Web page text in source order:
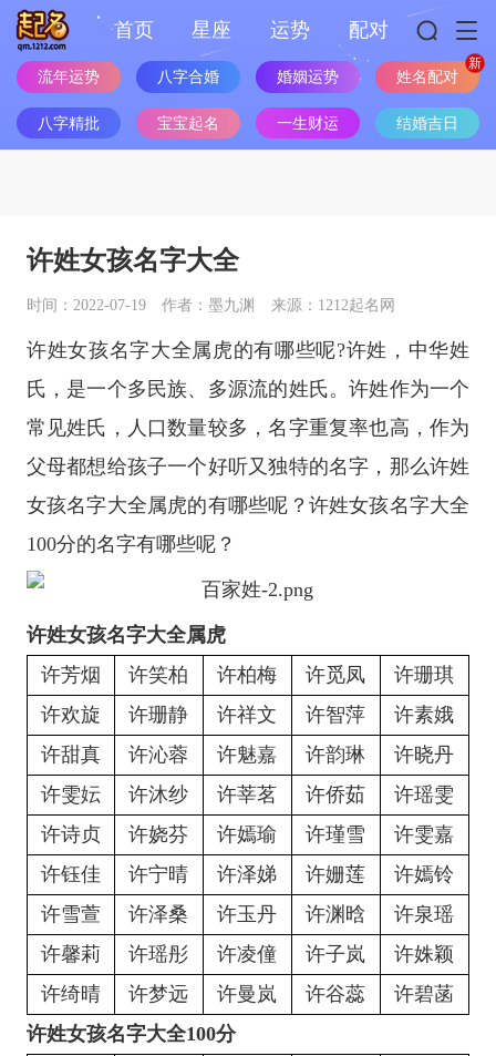
首页 星座 运势 配对
流年运势 八字合婚 婚姻运势 姓名配对
八字精批 宝宝起名 一生财运 结婚吉日
许姓女孩名字大全
时间：2022-07-19 作者：墨九渊 来源：1212起名网
许姓女孩名字大全属虎的有哪些呢?许姓，中华姓
氏，是一个多民族、多源流的姓氏。许姓作为一个
常见姓氏，人口数量较多，名字重复率也高，作为
父母都想给孩子一个好听又独特的名字，那么许姓
女孩名字大全属虎的有哪些呢？许姓女孩名字大全
100分的名字有哪些呢？
许姓女孩名字大全属虎
许芳烟
许笑柏 许柏梅 许觅凤
许珊琪
许欢旋
许珊静 许祥文 许智萍
许素娥
许甜真
许沁蓉 许魅嘉 许韵琳
许晓丹
许雯妘
许沐纱 许莘茗 许侨茹
许瑶雯
许诗贞
许娆芬 许嫣瑜 许瑾雪
许雯嘉
许钰佳
许宁晴 许泽娣 许姗莲
许嫣铃
许雪萱
许泽桑 许玉丹 许渊晗
许泉瑶
许馨莉
许瑶彤 许凌僮 许子岚
许姝颖
许绮晴
许梦远 许曼岚 许谷蕊
许碧菡
许姓女孩名字大全100分